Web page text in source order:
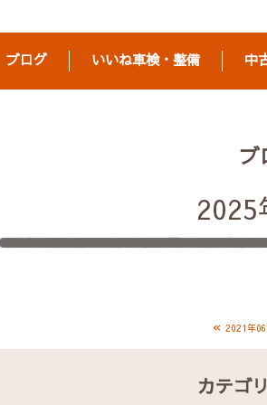
ブログ いいね車検・整備 中
ブ
2025
« 2021年06
カテゴ